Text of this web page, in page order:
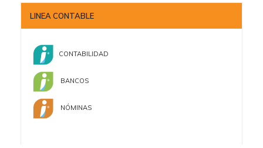
LINEA CONTABLE
CONTABILIDAD
BANCOS
NÓMINAS